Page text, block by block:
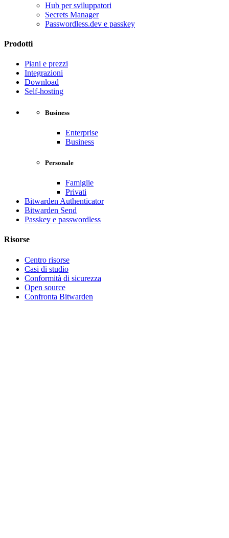
Hub per sviluppatori
Secrets Manager
Passwordless.dev e passkey
Prodotti
Piani e prezzi
Integrazioni
Download
Self-hosting
Business
Enterprise
Business
Personale
Famiglie
Privati
Bitwarden Authenticator
Bitwarden Send
Passkey e passwordless
Risorse
Centro risorse
Casi di studio
Conformità di sicurezza
Open source
Confronta Bitwarden